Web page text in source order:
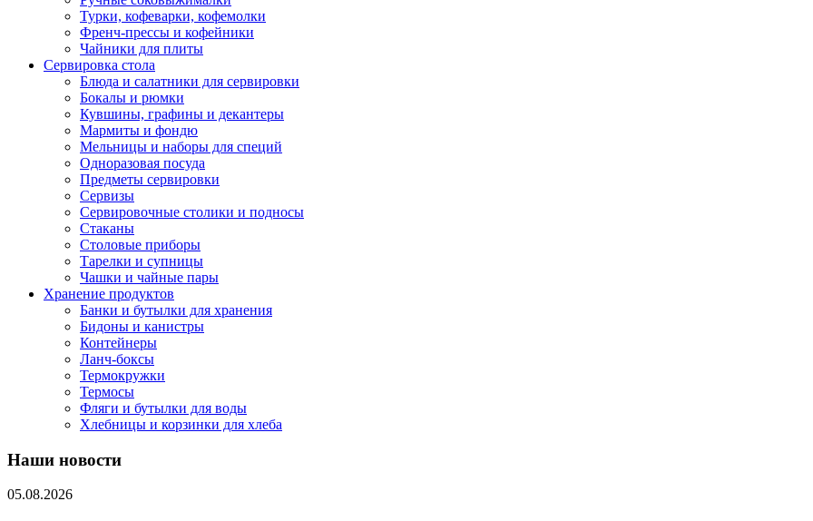
Турки, кофеварки, кофемолки
Френч-прессы и кофейники
Чайники для плиты
Сервировка стола
Блюда и салатники для сервировки
Бокалы и рюмки
Кувшины, графины и декантеры
Мармиты и фондю
Мельницы и наборы для специй
Одноразовая посуда
Предметы сервировки
Сервизы
Сервировочные столики и подносы
Стаканы
Столовые приборы
Тарелки и супницы
Чашки и чайные пары
Хранение продуктов
Банки и бутылки для хранения
Бидоны и канистры
Контейнеры
Ланч-боксы
Термокружки
Термосы
Фляги и бутылки для воды
Хлебницы и корзинки для хлеба
Наши новости
05.08.2026